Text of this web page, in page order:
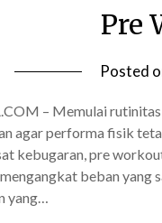
Pre
Posted
– Memulai
agar performa fisik
kebugaran, pre
beban
yang…